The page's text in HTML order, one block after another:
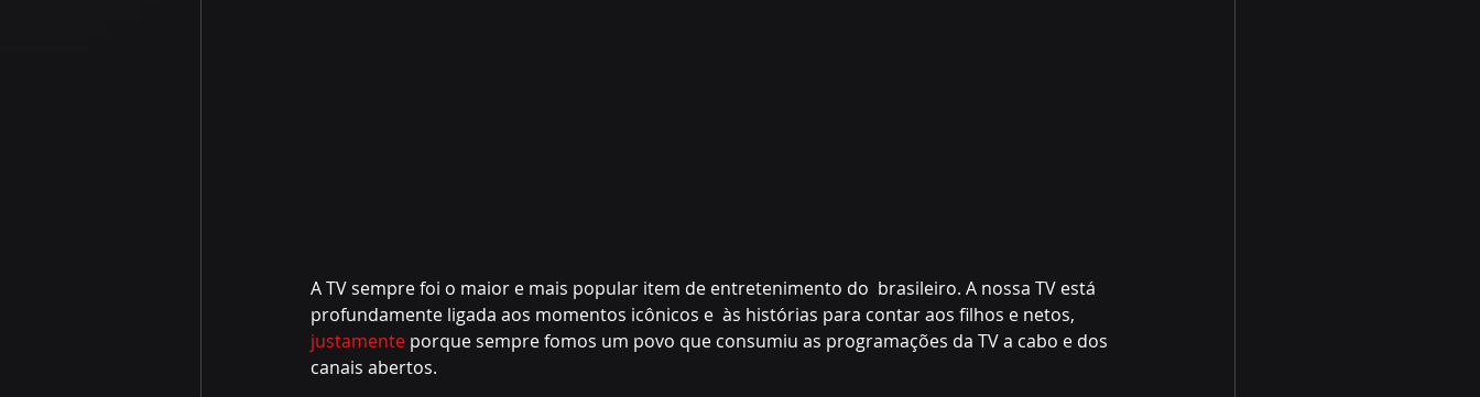
A TV sempre foi o maior e mais popular item de entretenimento do  brasileiro. A nossa TV está
profundamente ligada aos momentos icônicos e  às histórias para contar aos filhos e netos,
justamente porque sempre fomos um povo que consumiu as programações da TV a cabo e dos
canais abertos.